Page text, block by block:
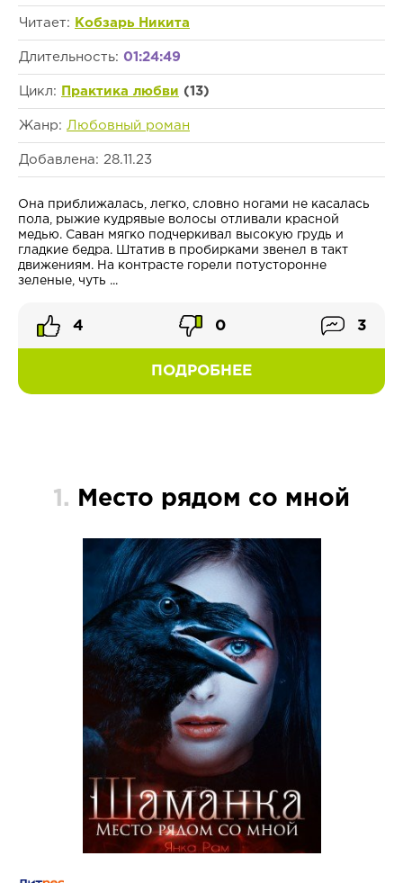
Читает: Кобзарь Никита
Длительность: 01:24:49
Цикл: Практика любви (13)
Жанр: Любовный роман
Добавлена: 28.11.23
Она приближалась, легко, словно ногами не касалась
пола, рыжие кудрявые волосы отливали красной
медью. Саван мягко подчеркивал высокую грудь и
гладкие бедра. Штатив в пробирками звенел в такт
движениям. На контрасте горели потусторонне
зеленые, чуть ...
ПОДРОБНЕЕ
4 0 3
1. Место рядом со мной